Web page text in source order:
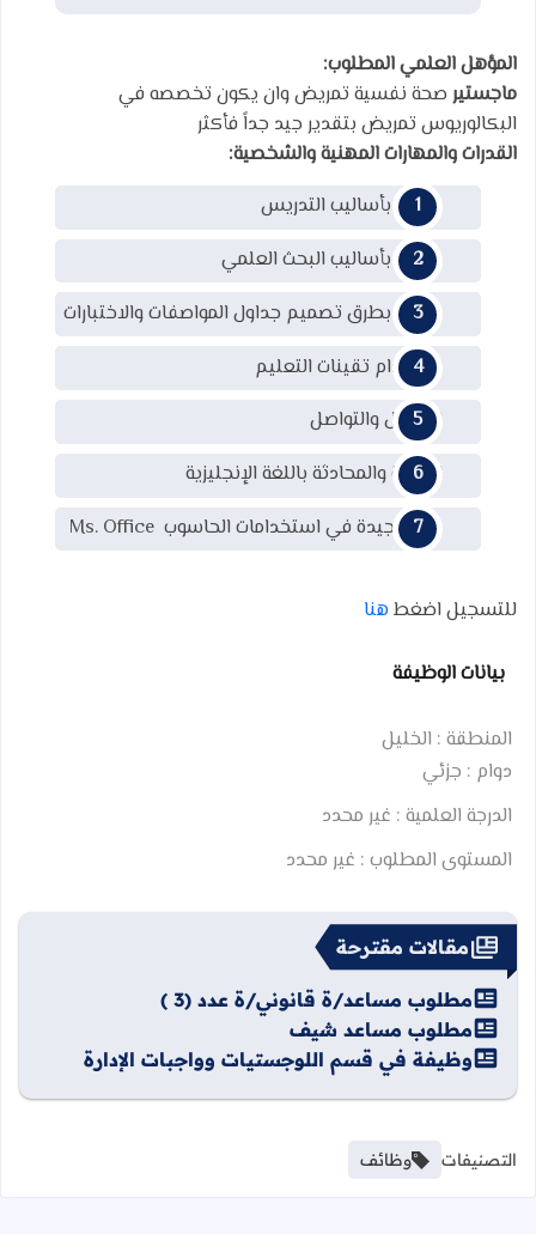
المؤهل العلمي المطلوب:
ماجستير صحة نفسية تمريض وان يكون تخصصه في
البكالوريوس تمريض بتقدير جيد جداً فأكثر
القدرات والمهارات المهنية والشخصية:
معرفة بأساليب التدريس
معرفة بأساليب البحث العلمي
معرفة بطرق تصميم جداول المواصفات والاختبارات
استخدام تقينات التعليم
الاتصال والتواصل
الكتابة والمحادثة باللغة الإنجليزية
قدرات جيدة في استخدامات الحاسوب Ms. Office
للتسجيل اضغطهنا
بيانات الوظيفة
المنطقة : الخليل
دوام : جزئي
الدرجة العلمية : غير محدد
المستوى المطلوب : غير محدد
مقالات مقترحة
مطلوب مساعد/ة قانوني/ة عدد (3 )
مطلوب مساعد شيف
وظيفة في قسم اللوجستيات وواجبات الإدارة
التصنيفات وظائف